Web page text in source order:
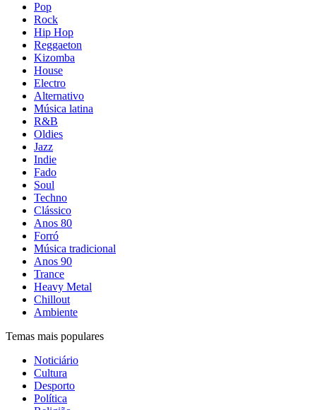
Pop
Rock
Hip Hop
Reggaeton
Kizomba
House
Electro
Alternativo
Música latina
R&B
Oldies
Jazz
Indie
Fado
Soul
Techno
Clássico
Anos 80
Forró
Música tradicional
Anos 90
Trance
Heavy Metal
Chillout
Ambiente
Temas mais populares
Noticiário
Cultura
Desporto
Política